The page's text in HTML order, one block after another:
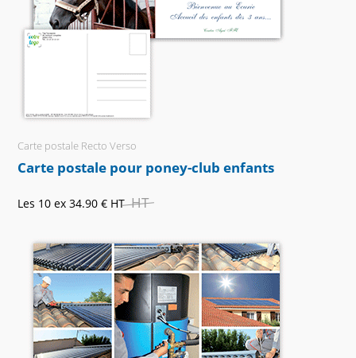
Carte postale Recto Verso
Carte postale pour poney-club enfants
Les 10 ex 34.90 € HT HT